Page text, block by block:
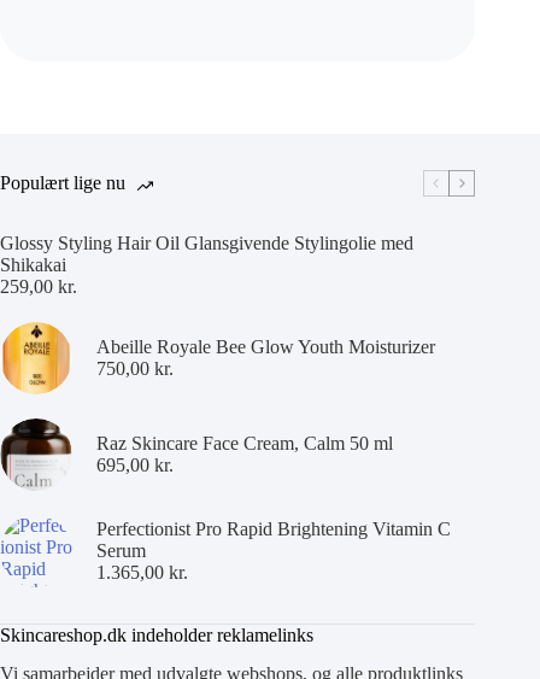
Populært lige nu
Glossy Styling Hair Oil Glansgivende Stylingolie med
Shikakai
259,00 kr.
Abeille Royale Bee Glow Youth Moisturizer
750,00 kr.
Raz Skincare Face Cream, Calm 50 ml
695,00 kr.
Perfectionist Pro Rapid Brightening Vitamin C
Serum
1.365,00 kr.
Skincareshop.dk indeholder reklamelinks
Vi samarbejder med udvalgte webshops, og alle produktlinks